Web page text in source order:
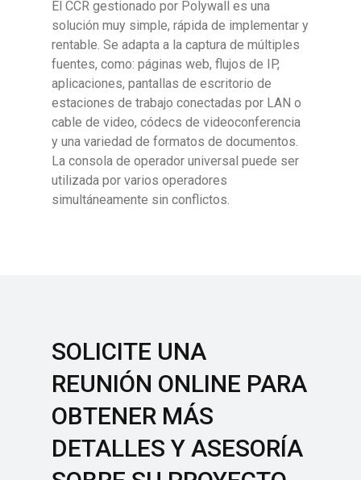
El CCR gestionado por Polywall es una
solución muy simple, rápida de implementar y
rentable. Se adapta a la captura de múltiples
fuentes, como: páginas web, flujos de IP,
aplicaciones, pantallas de escritorio de
estaciones de trabajo conectadas por LAN o
cable de video, códecs de videoconferencia
y una variedad de formatos de documentos.
La consola de operador universal puede ser
utilizada por varios operadores
simultáneamente sin conflictos.
SOLICITE UNA
REUNIÓN ONLINE PARA
OBTENER MÁS
DETALLES Y ASESORÍA